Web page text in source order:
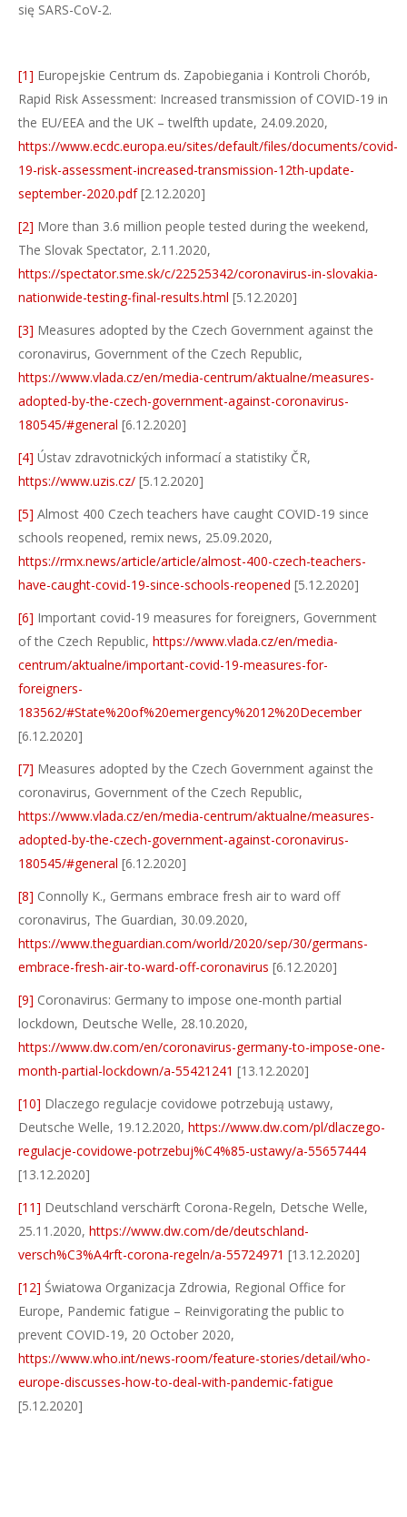
się SARS-CoV-2.
[1] Europejskie Centrum ds. Zapobiegania i Kontroli Chorób,
Rapid Risk Assessment: Increased transmission of COVID-19 in
the EU/EEA and the UK – twelfth update, 24.09.2020,
https://www.ecdc.europa.eu/sites/default/files/documents/covid-
19-risk-assessment-increased-transmission-12th-update-
september-2020.pdf[2.12.2020]
[2] More than 3.6 million people tested during the weekend,
The Slovak Spectator, 2.11.2020,
https://spectator.sme.sk/c/22525342/coronavirus-in-slovakia-
nationwide-testing-final-results.html [5.12.2020]
[3] Measures adopted by the Czech Government against the
coronavirus, Government of the Czech Republic,
https://www.vlada.cz/en/media-centrum/aktualne/measures-
adopted-by-the-czech-government-against-coronavirus-
180545/#general [6.12.2020]
[4] Ústav zdravotnických informací a statistiky ČR,
https://www.uzis.cz/ [5.12.2020]
[5] Almost 400 Czech teachers have caught COVID-19 since
schools reopened, remix news, 25.09.2020,
https://rmx.news/article/article/almost-400-czech-teachers-
have-caught-covid-19-since-schools-reopened [5.12.2020]
[6] Important covid-19 measures for foreigners, Government
of the Czech Republic, https://www.vlada.cz/en/media-
centrum/aktualne/important-covid-19-measures-for-
foreigners-
183562/#State%20of%20emergency%2012%20December
[6.12.2020]
[7] Measures adopted by the Czech Government against the
coronavirus, Government of the Czech Republic,
https://www.vlada.cz/en/media-centrum/aktualne/measures-
adopted-by-the-czech-government-against-coronavirus-
180545/#general [6.12.2020]
[8] Connolly K., Germans embrace fresh air to ward off
coronavirus, The Guardian, 30.09.2020,
https://www.theguardian.com/world/2020/sep/30/germans-
embrace-fresh-air-to-ward-off-coronavirus [6.12.2020]
[9] Coronavirus: Germany to impose one-month partial
lockdown, Deutsche Welle, 28.10.2020,
https://www.dw.com/en/coronavirus-germany-to-impose-one-
month-partial-lockdown/a-55421241 [13.12.2020]
[10] Dlaczego regulacje covidowe potrzebują ustawy,
Deutsche Welle, 19.12.2020, https://www.dw.com/pl/dlaczego-
regulacje-covidowe-potrzebuj%C4%85-ustawy/a-55657444
[13.12.2020]
[11] Deutschland verschärft Corona-Regeln, Detsche Welle,
25.11.2020, https://www.dw.com/de/deutschland-
versch%C3%A4rft-corona-regeln/a-55724971 [13.12.2020]
[12] Światowa Organizacja Zdrowia, Regional Office for
Europe, Pandemic fatigue – Reinvigorating the public to
prevent COVID-19, 20 October 2020,
https://www.who.int/news-room/feature-stories/detail/who-
europe-discusses-how-to-deal-with-pandemic-fatigue
[5.12.2020]